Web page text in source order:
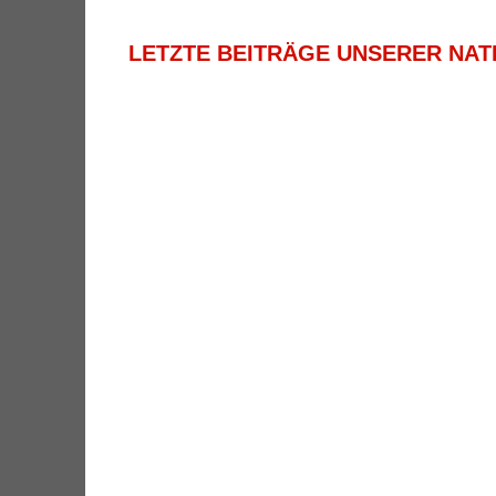
LETZTE BEITRÄGE UNSERER